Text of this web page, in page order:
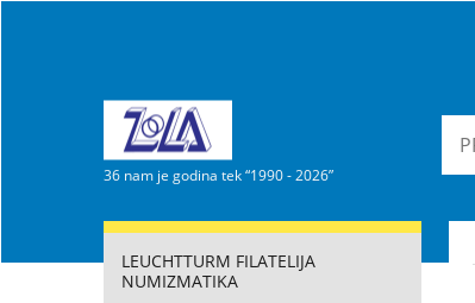
36 nam je godina tek “1990 - 2026”
LEUCHTTURM FILATELIJA
NUMIZMATIKA